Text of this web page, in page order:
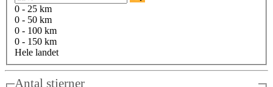
0 - 25 km
0 - 50 km
0 - 100 km
0 - 150 km
Hele landet
Antal stjerner